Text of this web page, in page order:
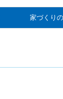
家づくり